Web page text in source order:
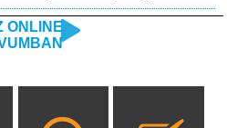
ONLINE